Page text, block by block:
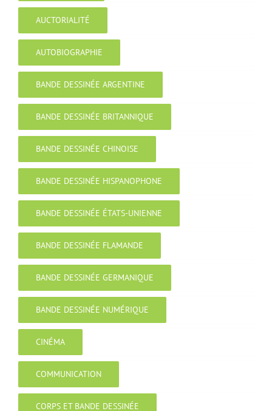
AUCTORIALITÉ
AUTOBIOGRAPHIE
BANDE DESSINÉE ARGENTINE
BANDE DESSINÉE BRITANNIQUE
BANDE DESSINÉE CHINOISE
BANDE DESSINÉE HISPANOPHONE
BANDE DESSINÉE ÉTATS-UNIENNE
BANDE DESSINÉE FLAMANDE
BANDE DESSINÉE GERMANIQUE
BANDE DESSINÉE NUMÉRIQUE
CINÉMA
COMMUNICATION
CORPS ET BANDE DESSINÉE